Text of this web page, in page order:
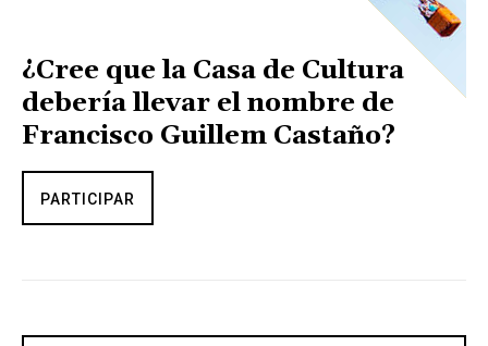
¿Cree que la Casa de Cultura
debería llevar el nombre de
Francisco Guillem Castaño?
PARTICIPAR